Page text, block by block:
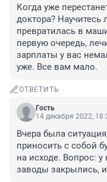
Когда уже
доктора?
превратилась в
первую очередь,
зарплаты у вас
уже. Все вам мало.
ОТВЕТИТЬ
Гость
14 декабря 2022,
Вчера была
приносить с собой
на исходе. Вопрос: у
заводы закрылись,